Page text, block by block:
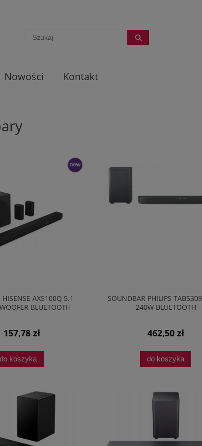
Nowości Kontakt
AX5100Q 5.1
BLUETOOTH
157,78 zł
do koszyka
SOUNDBAR PHILIPS
240W BLUETOOTH
462,50 zł
do koszyka